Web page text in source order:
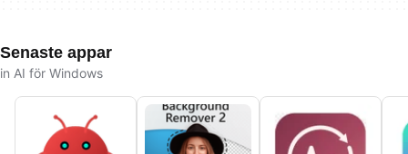
Senaste appar
in AI för Windows